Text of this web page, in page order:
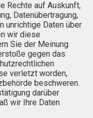
Rechte auf Auskunft,
Datenübertragung,
unrichtige Daten über
wir diese
Sie der Meinung
gegen das
verletzt worden,
beschweren.
darüber
wir Ihre Daten